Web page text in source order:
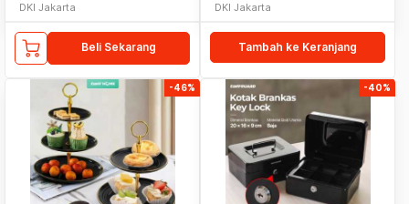
DKI Jakarta
Beli Sekarang
DKI Jakarta
Tambah ke Keranjang
-46% -40%